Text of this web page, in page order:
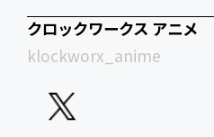
クロックワークス アニメ
klockworx_anime